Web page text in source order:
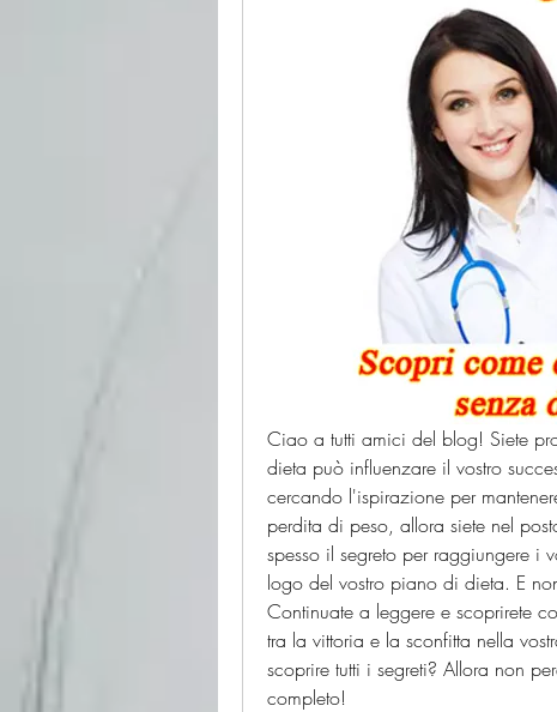
Ciao a tutti amici del blog! Siete
dieta può influenzare il vostro
cercando l'ispirazione per
perdita di peso, allora siete nel
spesso il segreto per raggiungere i
logo del vostro piano di dieta. E
Continuate a leggere e scoprirete
tra la vittoria e la sconfitta nella
scoprire tutti i segreti? Allora non
completo!